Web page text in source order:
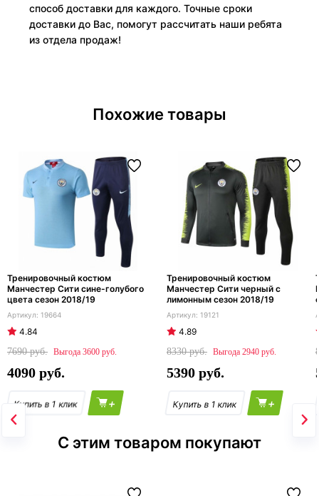
способ доставки для каждого. Точные сроки
доставки до Вас, помогут рассчитать наши ребята
из отдела продаж!
Похожие товары
Тренировочный костюм
Манчестер Сити сине-голубого
цвета сезон 2018/19
19664
4.84
7690
3600
4090
+
Тренировочный костюм
Манчестер Сити черный с
лимонным сезон 2018/19
19121
4.89
8330
2940
5390
+
С этим товаром покупают